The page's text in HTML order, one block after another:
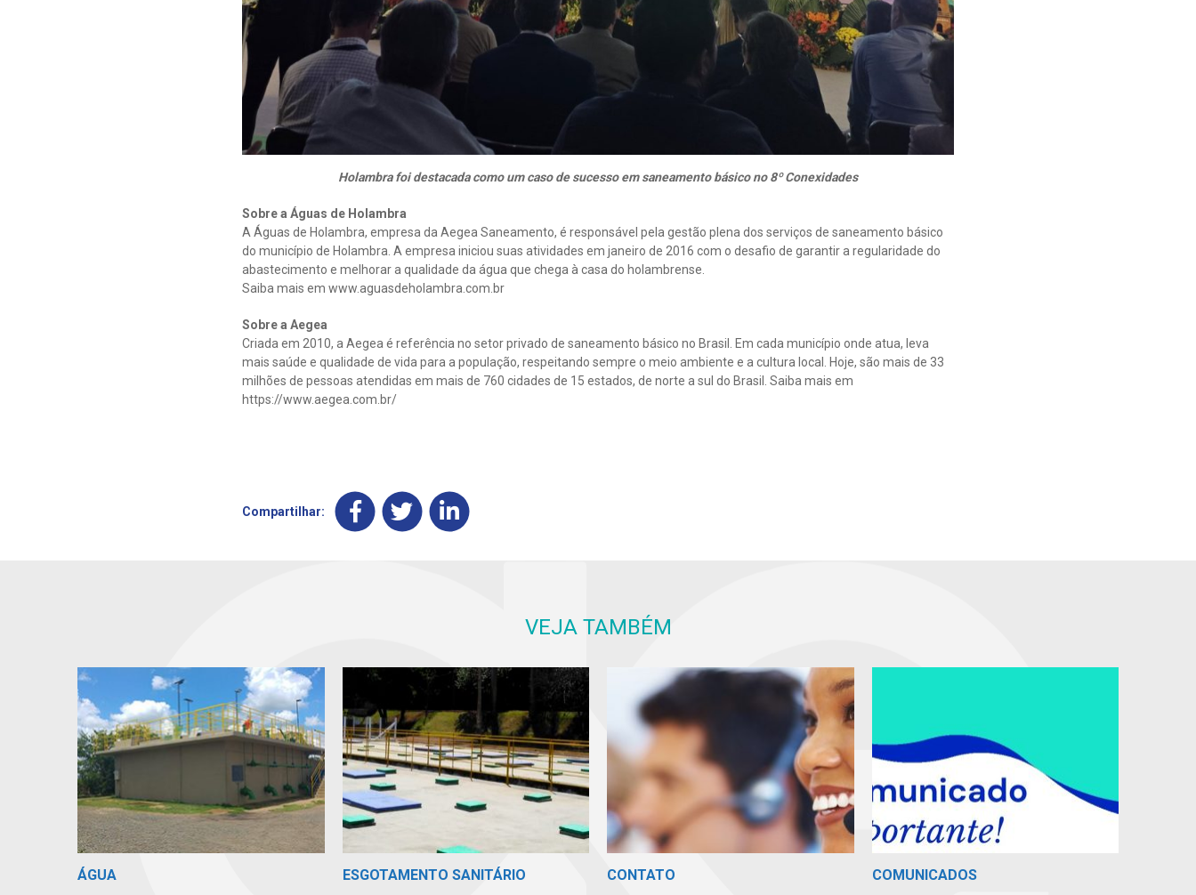
Holambra foi destacada como um caso de sucesso em saneamento básico no 8º Conexidades
Sobre a Águas de Holambra
A Águas de Holambra, empresa da Aegea Saneamento, é responsável pela gestão plena dos serviços de saneamento básico
do município de Holambra. A empresa iniciou suas atividades em janeiro de 2016 com o desafio de garantir a regularidade do
abastecimento e melhorar a qualidade da água que chega à casa do holambrense.
Saiba mais em www.aguasdeholambra.com.br
Sobre a Aegea
Criada em 2010, a Aegea é referência no setor privado de saneamento básico no Brasil. Em cada município onde atua, leva
mais saúde e qualidade de vida para a população, respeitando sempre o meio ambiente e a cultura local. Hoje, são mais de 33
milhões de pessoas atendidas em mais de 760 cidades de 15 estados, de norte a sul do Brasil. Saiba mais em
https://www.aegea.com.br/
Compartilhar:
VEJA TAMBÉM
ÁGUA ESGOTAMENTO SANITÁRIO CONTATO COMUNICADOS